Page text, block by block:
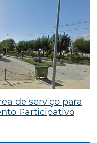
de serviço para
Participativo